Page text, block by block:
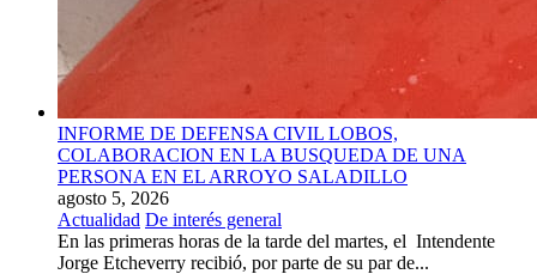
INFORME DE DEFENSA CIVIL LOBOS,
COLABORACION EN LA BUSQUEDA DE UNA
PERSONA EN EL ARROYO SALADILLO
agosto 5, 2026
Actualidad De interés general
En las primeras horas de la tarde del martes, el Intendente
Jorge Etcheverry recibió, por parte de su par de...